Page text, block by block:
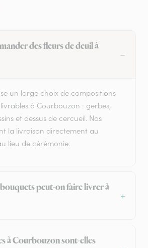
des fleurs de deuil à
un large choix de compositions
à Courbouzon : gerbes,
et dessus de cercueil. Nos
la livraison directement au
lieu de cérémonie.
peut-on faire livrer à
à Courbouzon sont-elles